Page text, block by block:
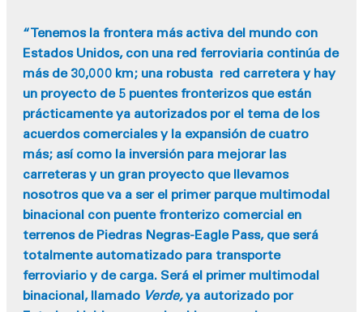
“Tenemos la frontera más activa del mundo con
Estados Unidos, con una red ferroviaria continúa de
más de 30,000 km; una robusta red carretera y hay
un proyecto de 5 puentes fronterizos que están
prácticamente ya autorizados por el tema de los
acuerdos comerciales y la expansión de cuatro
más; así como la inversión para mejorar las
carreteras y un gran proyecto que llevamos
nosotros que va a ser el primer parque multimodal
binacional con puente fronterizo comercial en
terrenos de Piedras Negras-Eagle Pass, que será
totalmente automatizado para transporte
ferroviario y de carga. Será el primer multimodal
binacional, llamado Verde,ya autorizado por